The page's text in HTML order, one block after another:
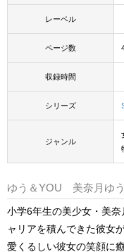
レーベル
ページ数
収録時間
シリーズ
ジャンル
ゆう＆YOU 美奈月ゆ
小学6年生の美少女・美
ャリアを積んできた彼女
愛くるしい彼女の笑顔に